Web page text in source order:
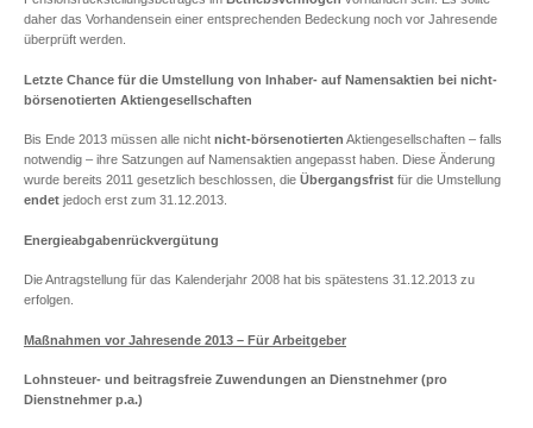
daher das Vorhandensein einer entsprechenden Bedeckung noch vor Jahresende
überprüft werden.
Letzte Chance für die Umstellung von Inhaber- auf Namensaktien bei nicht-
börsenotierten Aktiengesellschaften
Bis Ende 2013 müssen alle nicht nicht-börsenotierten Aktiengesellschaften – falls
notwendig – ihre Satzungen auf Namensaktien angepasst haben. Diese Änderung
wurde bereits 2011 gesetzlich beschlossen, die Übergangsfrist für die Umstellung
endet jedoch erst zum 31.12.2013.
Energieabgabenrückvergütung
Die Antragstellung für das Kalenderjahr 2008 hat bis spätestens 31.12.2013 zu
erfolgen.
Maßnahmen vor Jahresende 2013 – Für Arbeitgeber
Lohnsteuer- und beitragsfreie Zuwendungen an Dienstnehmer (pro
Dienstnehmer p.a.)